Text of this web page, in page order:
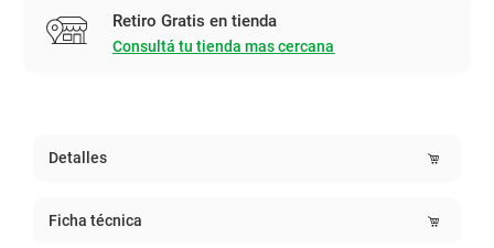
Retiro Gratis en tienda
Consultá tu tienda mas cercana
Detalles
Ficha técnica